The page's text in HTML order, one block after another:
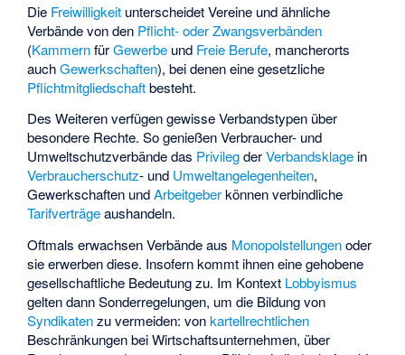
Die Freiwilligkeit unterscheidet Vereine und ähnliche
Verbände von den Pflicht- oder Zwangsverbänden
(KammernfürGewerbe und Freie Berufe, mancherorts
auchGewerkschaften), bei denen eine gesetzliche
Pflichtmitgliedschaftbesteht.
Des Weiteren verfügen gewisse Verbandstypen über
besondere Rechte. So genießen Verbraucher- und
Umweltschutzverbände das PrivilegderVerbandsklage in
Verbraucherschutz- und Umweltangelegenheiten,
Gewerkschaften undArbeitgeberkönnen verbindliche
Tarifverträgeaushandeln.
Oftmals erwachsen Verbände aus Monopolstellungenoder
sie erwerben diese. Insofern kommt ihnen eine gehobene
gesellschaftliche Bedeutung zu. Im Kontext Lobbyismus
gelten dann Sonderregelungen, um die Bildung von
Syndikatenzu vermeiden: vonkartellrechtlichen
Beschränkungen bei Wirtschaftsunternehmen, über